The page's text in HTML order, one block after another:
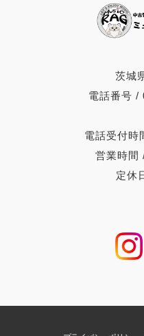
茨城
電話番号 /
電話受付時
営業時間
定休